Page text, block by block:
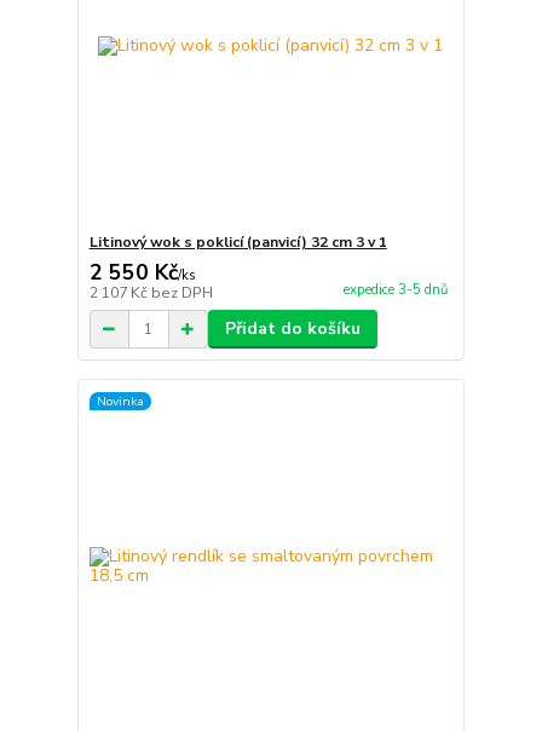
Litinový wok s poklicí (panvicí) 32 cm 3 v 1
2 550 Kč/ks
2 107 Kč bez DPH expedice 3-5 dnů
Přidat do košíku
Novinka